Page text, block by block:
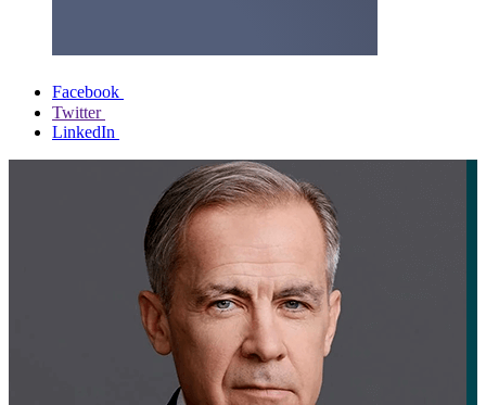
Facebook
Twitter
LinkedIn